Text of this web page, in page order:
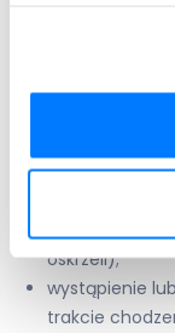
wymioty;
świszczący
oskrzeli);
wystąpienie
trakcie